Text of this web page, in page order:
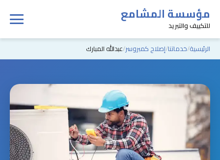
مؤسسة المشامع
للتكييف والتبريد
الرئيسية خدماتنا إصلاح كمبروسر عبدالله المبارك